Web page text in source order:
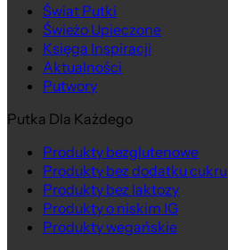
Świat Putki
Świeżo Upieczone
Księga Inspiracji
Aktualności
Putwory
Putka Dla Każdego
Produkty bezglutenowe
Produkty bez dodatku cukru
Produkty bez laktozy
Produkty o niskim IG
Produkty wegańskie